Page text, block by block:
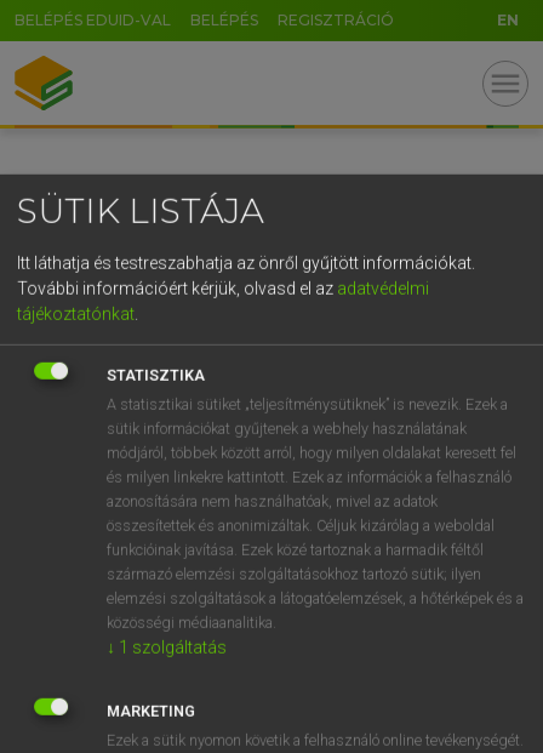
BELÉPÉS EDUID-VAL BELÉPÉS REGISZTRÁCIÓ EN
menu
OOOOPS!
SÜTIK LISTÁJA
Itt láthatja és testreszabhatja az önről gyűjtött információkat.
További információért kérjük, olvasd el az adatvédelmi
tájékoztatónkat
STATISZTIKA
A statisztikai sütiket „teljesítménysütiknek” is nevezik. Ezek a
sütik információkat gyűjtenek a webhely használatának
módjáról, többek között arról, hogy milyen oldalakat keresett fel
és milyen linkekre kattintott. Ezek az információk a felhasználó
azonosítására nem használhatóak, mivel az adatok
összesítettek és anonimizáltak. Céljuk kizárólag a weboldal
funkcióinak javítása. Ezek közé tartoznak a harmadik féltől
származó elemzési szolgáltatásokhoz tartozó sütik; ilyen
elemzési szolgáltatások a látogatóelemzések, a hőtérképek és a
közösségi médiaanalitika.
↓ 1 szolgáltatás
MARKETING
Ezek a sütik nyomon követik a felhasználó online tevékenységét.
GR
5
g h k l
v b n m , . - AltGr